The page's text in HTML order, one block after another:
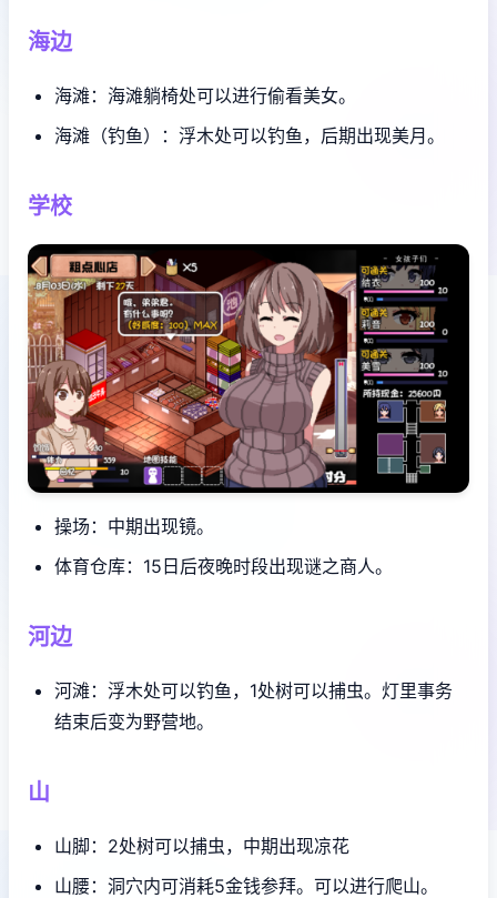
海边
海滩：海滩躺椅处可以进行偷看美女。
海滩（钓鱼）：浮木处可以钓鱼，后期出现美月。
学校
操场：中期出现镜。
体育仓库：15日后夜晚时段出现谜之商人。
河边
河滩：浮木处可以钓鱼，1处树可以捕虫。灯里事务
结束后变为野营地。
山
山脚：2处树可以捕虫，中期出现凉花
山腰：洞穴内可消耗5金钱参拜。可以进行爬山。